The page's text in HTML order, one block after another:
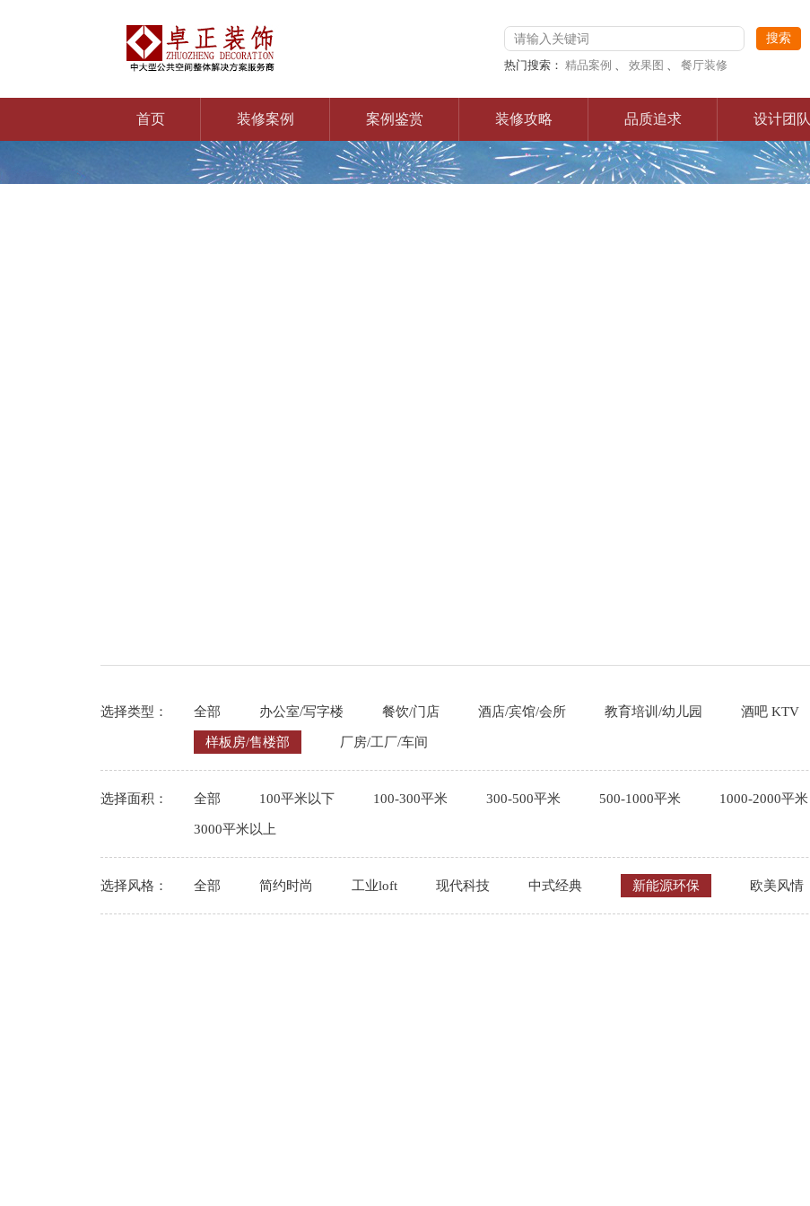
热门搜索： 精品案例 、 效果图 、 餐厅装修
首页 装修案例 案例鉴赏 装修攻略 品质追求 设计团队
选择类型： 全部 办公室/写字楼 餐饮/门店 酒店/宾馆/会所 教育培训/幼儿园 酒吧 KTV
样板房/售楼部 厂房/工厂/车间
选择面积： 全部 100平米以下 100-300平米 300-500平米 500-1000平米 1000-2000平米
3000平米以上
选择风格： 全部 简约时尚 工业loft 现代科技 中式经典 新能源环保 欧美风情